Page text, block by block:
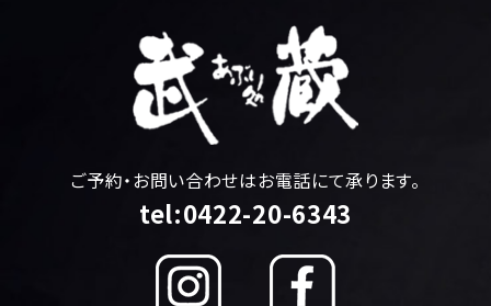
ご予約・お問い合わせはお電話にて承ります。
tel:0422-20-6343